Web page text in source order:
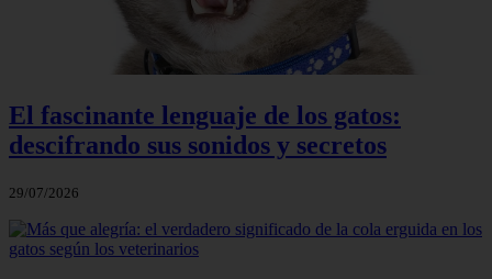
El fascinante lenguaje de los gatos:
descifrando sus sonidos y secretos
29/07/2026